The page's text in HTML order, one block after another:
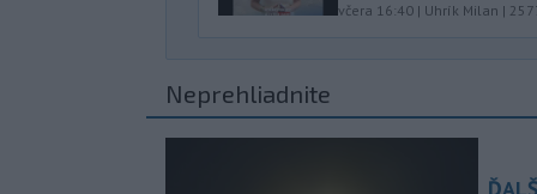
včera 16:40 | Uhrík Milan |
Neprehliadnite